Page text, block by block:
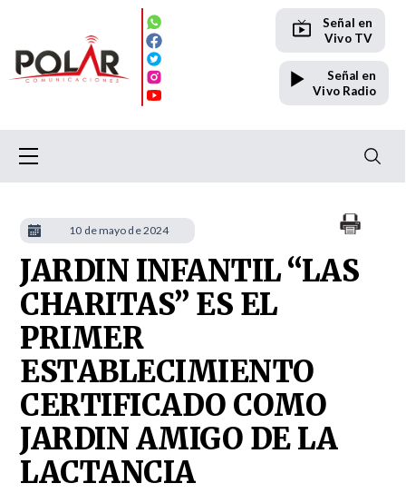
Señal en
Vivo TV
Señal en
Vivo Radio
JARDIN INFANTIL “LAS
CHARITAS” ES EL
PRIMER
ESTABLECIMIENTO
CERTIFICADO COMO
JARDIN AMIGO DE LA
LACTANCIA
10 de mayo de 2024